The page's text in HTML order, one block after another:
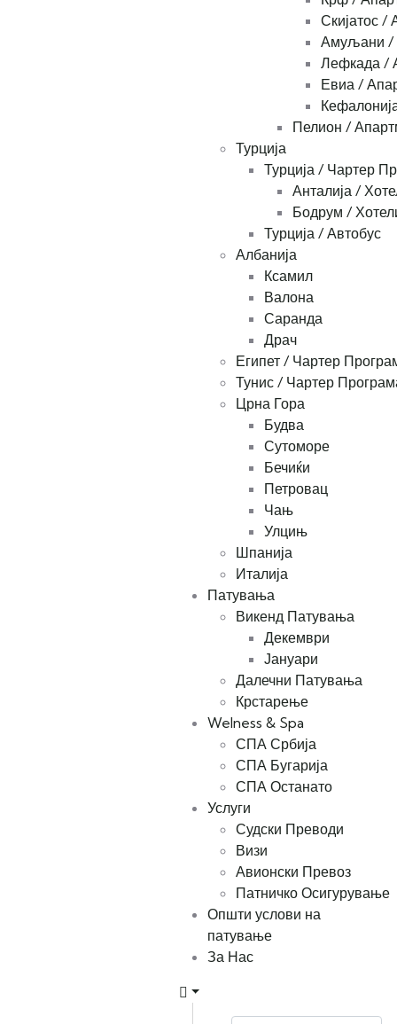
Скијатос /
Амуљани /
Лефкада /
Евиа /
Пелион /
Турција
Турција / Чартер
Анталија /
Бодрум /
Турција / Автобус
Албанија
Ксамил
Валона
Саранда
Драч
Египет / Чартер
Тунис / Чартер
Црна Гора
Будва
Сутоморе
Бечиќи
Петровац
Чањ
Улцињ
Шпанија
Италија
Патувања
Викенд Патувања
Декември
Јануари
Далечни Патувања
Крстарење
Welness & Spa
СПА Србија
СПА Бугарија
СПА Останато
Услуги
Судски Преводи
Визи
Авионски Превоз
Патничко Осигурување
Општи услови на
патување
За Нас